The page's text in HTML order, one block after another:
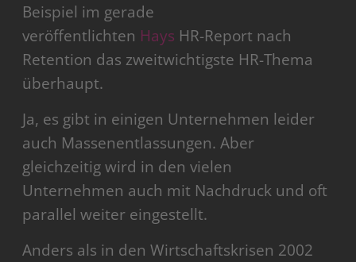
Beispiel im gerade
veröffentlichten Hays HR-Report nach
Retention das zweitwichtigste HR-Thema
überhaupt.
Ja, es gibt in einigen Unternehmen leider
auch Massenentlassungen. Aber
gleichzeitig wird in den vielen
Unternehmen auch mit Nachdruck und oft
parallel weiter eingestellt.
Anders als in den Wirtschaftskrisen 2002